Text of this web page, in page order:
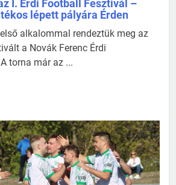
I. Érdi Football Fesztivál –
lépett pályára Érden
alkalommal rendeztük meg az
a Novák Ferenc Érdi
torna már az ...